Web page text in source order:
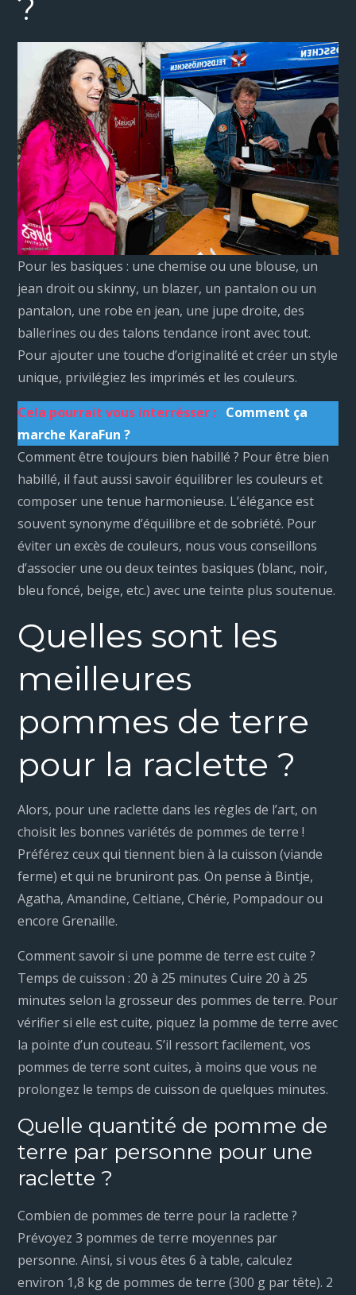
Pour les basiques : une chemise ou une blouse, un
jean droit ou skinny, un blazer, un pantalon ou un
pantalon, une robe en jean, une jupe droite, des
ballerines ou des talons tendance iront avec tout.
Pour ajouter une touche d’originalité et créer un style
unique, privilégiez les imprimés et les couleurs.
Cela pourrait vous interrésser : Comment ça
marche KaraFun ?
Comment être toujours bien habillé ? Pour être bien
habillé, il faut aussi savoir équilibrer les couleurs et
composer une tenue harmonieuse. L’élégance est
souvent synonyme d’équilibre et de sobriété. Pour
éviter un excès de couleurs, nous vous conseillons
d’associer une ou deux teintes basiques (blanc, noir,
bleu foncé, beige, etc.) avec une teinte plus soutenue.
Quelles sont les
meilleures
pommes de terre
pour la raclette ?
Alors, pour une raclette dans les règles de l’art, on
choisit les bonnes variétés de pommes de terre !
Préférez ceux qui tiennent bien à la cuisson (viande
ferme) et qui ne bruniront pas. On pense à Bintje,
Agatha, Amandine, Celtiane, Chérie, Pompadour ou
encore Grenaille.
Comment savoir si une pomme de terre est cuite ?
Temps de cuisson : 20 à 25 minutes Cuire 20 à 25
minutes selon la grosseur des pommes de terre. Pour
vérifier si elle est cuite, piquez la pomme de terre avec
la pointe d’un couteau. S’il ressort facilement, vos
pommes de terre sont cuites, à moins que vous ne
prolongez le temps de cuisson de quelques minutes.
Quelle quantité de pomme de
terre par personne pour une
raclette ?
Combien de pommes de terre pour la raclette ?
Prévoyez 3 pommes de terre moyennes par
personne. Ainsi, si vous êtes 6 à table, calculez
environ 1,8 kg de pommes de terre (300 g par tête). 2